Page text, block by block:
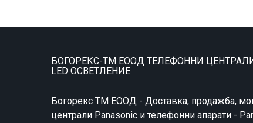
БОГОРЕКС-ТМ ЕООД ТЕЛЕФОННИ ЦЕНТРАЛИ
LED ОСВЕТЛЕНИЕ
Богорекс ТМ ЕООД - Доставка, продажба,
централи Panasonic и телефонни апарати -